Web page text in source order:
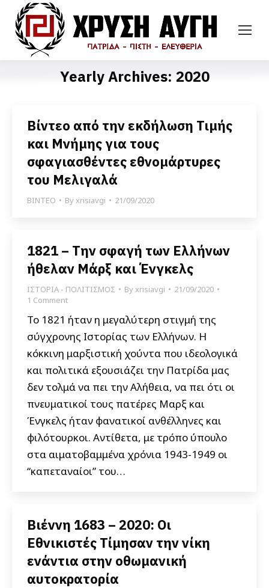
Yearly Archives: 2020
Βίντεο από την εκδήλωση Τιμής
και Μνήμης για τους
σφαγιασθέντες εθνομάρτυρες
του Μελιγαλά
ΒΙΝΤΕΟ Byxrisiavgi 21/09/2020
1821 – Την σφαγή των Ελλήνων
ήθελαν Μάρξ και Ένγκελς
ΙΣΤΟΡΙΑ - ΠΟΛΙΤΙΣΜΟΣ Byxrisiavgi
21/09/2020
1 Comment
Το 1821 ήταν η μεγαλύτερη στιγμή της
σύγχρονης Ιστορίας των Ελλήνων. Η
κόκκινη μαρξιστική χούντα που ιδεολογικά
και πολιτικά εξουσιάζει την Πατρίδα μας
δεν τολμά να πει την Αλήθεια, να πει ότι οι
πνευματικοί τους πατέρες Μαρξ και
Ένγκελς ήταν φανατικοί ανθέλληνες και
φιλότουρκοι. Αντίθετα, με τρόπο ύπουλο
στα αιματοβαμμένα χρόνια 1943-1949 οι
“καπεταναίοι” του…
Βιέννη 1683 – 2020: Οι
Εθνικιστές Τίμησαν την νίκη
ενάντια στην οθωμανική
αυτοκρατορία